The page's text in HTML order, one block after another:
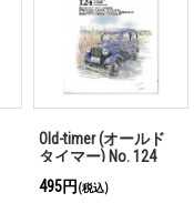
Old-timer (オールド
タイマー) No. 124
495円 (税込)